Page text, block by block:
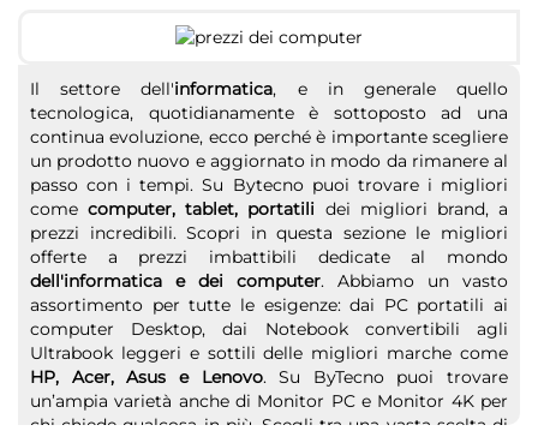
Il settore dell'informatica, e in generale quello
tecnologica, quotidianamente è sottoposto ad una
continua evoluzione, ecco perché è importante scegliere
un prodotto nuovo e aggiornato in modo da rimanere al
passo con i tempi. Su Bytecno puoi trovare i migliori
comecomputer, tablet, portatili dei migliori brand, a
prezzi incredibili. Scopri in questa sezione le migliori
offerte a prezzi imbattibili dedicate al mondo
dell'informatica e dei computer. Abbiamo un vasto
assortimento per tutte le esigenze: dai PC portatili ai
computer Desktop, dai Notebook convertibili agli
Ultrabook leggeri e sottili delle migliori marche come
HP, Acer, Asus e Lenovo. Su ByTecno puoi trovare
un’ampia varietà anche di Monitor PC e Monitor 4K per
chi chiede qualcosa in più. Scegli tra una vasta scelta di